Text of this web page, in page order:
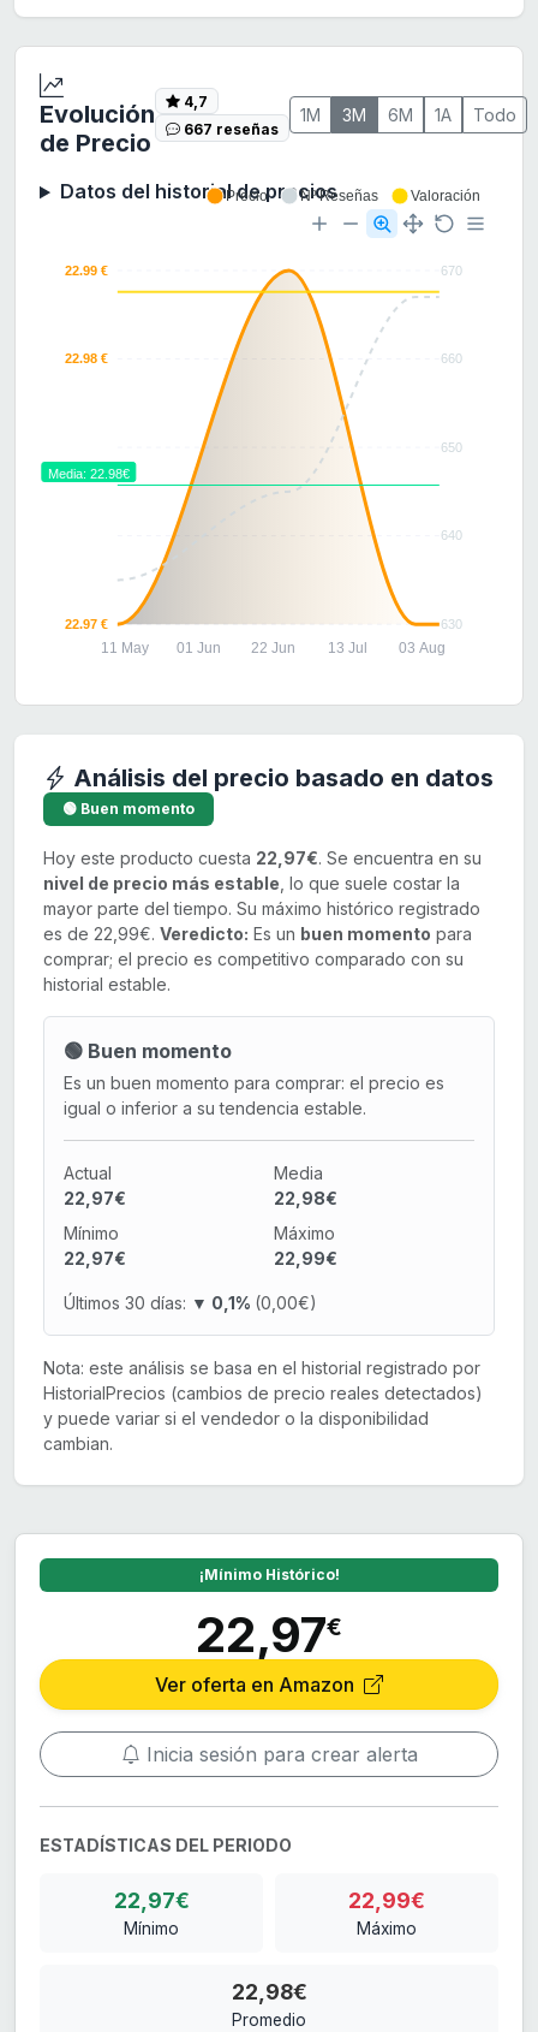
Evolución
de Precio
4,7
667 reseñas
1M 3M 6M 1A Todo
Datos del historial de precios
670
660
650
640
630
22.99 €
22.98 €
22.97 €
11 May 01 Jun 22 Jun 13 Jul 03 Aug
Media: 22.98€
Precio Nº Reseñas Valoración
Análisis del precio basado en datos
🟢 Buen momento
Hoy este producto cuesta 22,97€. Se encuentra en su
nivel de precio más estable , lo que suele costar la
mayor parte del tiempo. Su máximo histórico registrado
es de 22,99€. Veredicto: Es un buen momento para
comprar; el precio es competitivo comparado con su
historial estable.
🟢 Buen momento
Es un buen momento para comprar: el precio es
igual o inferior a su tendencia estable.
Actual
22,97€
Media
22,98€
Mínimo
22,97€
Máximo
22,99€
Últimos 30 días: ▼ 0,1% (0,00€)
Nota: este análisis se basa en el historial registrado por
HistorialPrecios (cambios de precio reales detectados)
y puede variar si el vendedor o la disponibilidad
cambian.
¡Mínimo Histórico!
22,97€
Ver oferta en Amazon
Inicia sesión para crear alerta
ESTADÍSTICAS DEL PERIODO
22,97€
Mínimo
22,99€
Máximo
22,98€
Promedio